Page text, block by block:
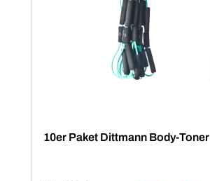
10er Paket Dittmann Body-Toner